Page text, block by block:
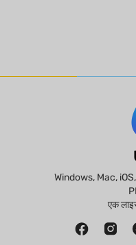
Windows, Mac,
एक